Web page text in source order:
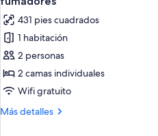
/
26sqm)
fumadores
(Comfort
Queen
Room
/
las
fotos
de
Habitación
superior
con
2
431 pies cuadrados
1 habitación
2 personas
2 camas individuales
Wifi gratuito
Más detalles
Más